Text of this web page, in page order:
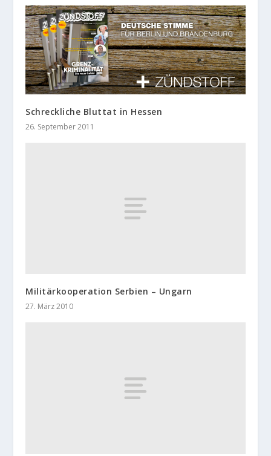
Schreckliche Bluttat in Hessen
26. September 2011
Militärkooperation Serbien – Ungarn
27. März 2010